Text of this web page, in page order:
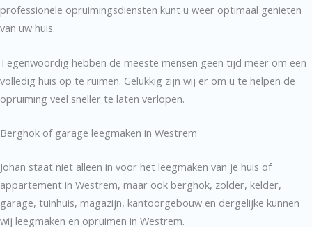
professionele opruimingsdiensten kunt u weer optimaal genieten
van uw huis.
Tegenwoordig hebben de meeste mensen geen tijd meer om een
volledig huis op te ruimen. Gelukkig zijn wij er om u te helpen de
opruiming veel sneller te laten verlopen.
Berghok of garage leegmaken in Westrem
Johan staat niet alleen in voor het leegmaken van je huis of
appartement in Westrem, maar ook berghok, zolder, kelder,
garage, tuinhuis, magazijn, kantoorgebouw en dergelijke kunnen
wij leegmaken en opruimen in Westrem.